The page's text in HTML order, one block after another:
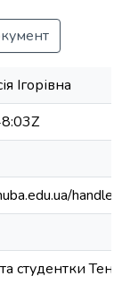
Ігорівна
студентки